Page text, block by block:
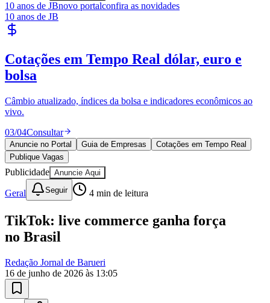
Goiás
10 anos de JBnovo portalconfira as novidades
10 anos de JB
Cotações em Tempo Real dólar, euro e
bolsa
Câmbio atualizado, índices da bolsa e indicadores econômicos ao
vivo.
03/04Consultar
Anuncie no Portal Guia de Empresas
Cotações em Tempo Real
Publique Vagas
Publicidade Anuncie Aqui
Geral Seguir 4 min de leitura
TikTok: live commerce ganha força
no Brasil
Redação Jornal de Barueri
16 de junho de 2026 às 13:05